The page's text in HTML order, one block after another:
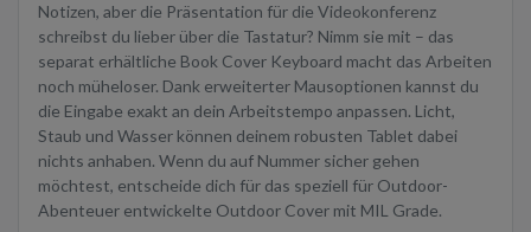
Notizen, aber die Präsentation für die Videokonferenz
schreibst du lieber über die Tastatur? Nimm sie mit – das
separat erhältliche Book Cover Keyboard macht das Arbeiten
noch müheloser. Dank erweiterter Mausoptionen kannst du
die Eingabe exakt an dein Arbeitstempo anpassen. Licht,
Staub und Wasser können deinem robusten Tablet dabei
nichts anhaben. Wenn du auf Nummer sicher gehen
möchtest, entscheide dich für das speziell für Outdoor-
Abenteuer entwickelte Outdoor Cover mit MIL Grade.